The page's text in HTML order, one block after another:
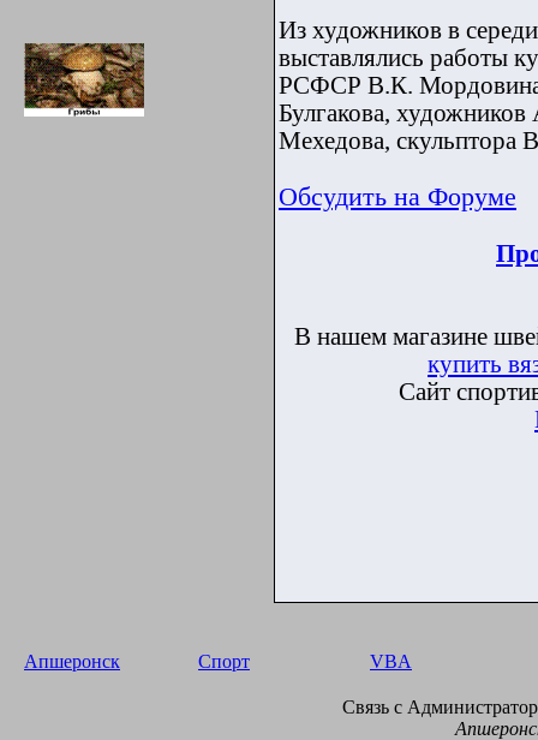
Из художников в
выставлялись работы
РСФСР В.К.
Булгакова,
Мехедова, скульптора
Обсудить на Форуме
В нашем магазине
купить
Сайт
Апшеронск Спорт VBA
Связь с